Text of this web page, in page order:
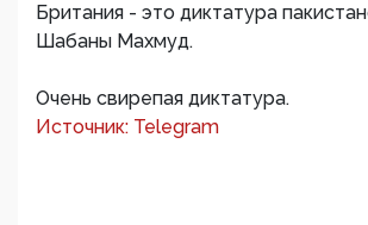
Британия - это диктатура
Шабаны Махмуд.
Очень свирепая диктатура.
Источник: Telegram